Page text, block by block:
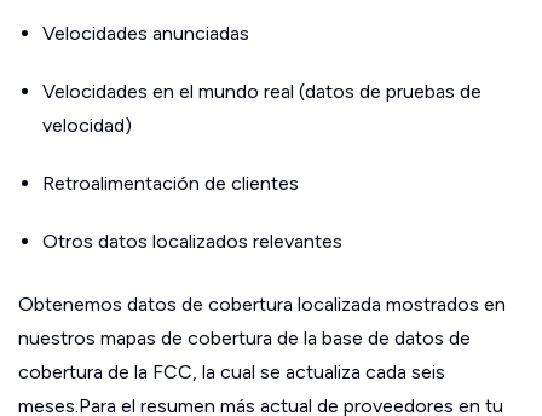
Velocidades anunciadas
Velocidades en el mundo real (datos de pruebas de
velocidad)
Retroalimentación de clientes
Otros datos localizados relevantes
Obtenemos datos de cobertura localizada mostrados en
nuestros mapas de cobertura de la base de datos de
cobertura de la FCC, la cual se actualiza cada seis
meses.Para el resumen más actual de proveedores en tu